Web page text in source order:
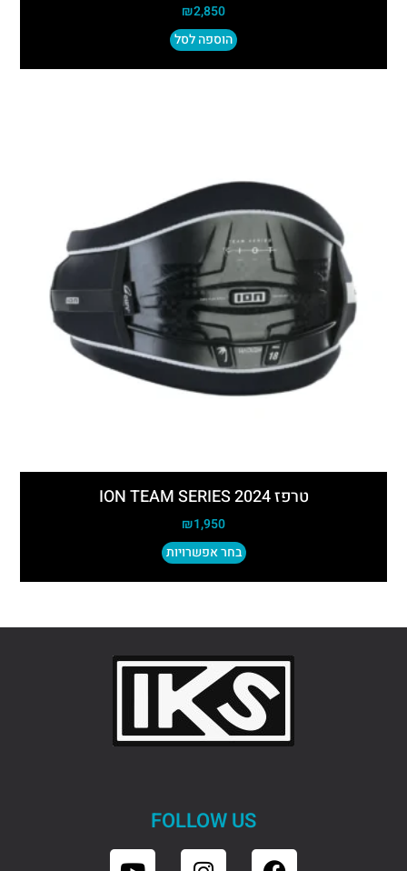
₪2,850
הוספה לסל
טרפז 2024 ION TEAM SERIES
₪1,950
בחר אפשרויות
FOLLOW US